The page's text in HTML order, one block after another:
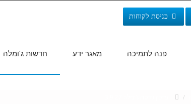
כניסת לקוחות
פנה לתמיכה מאגר ידע חדשות ג'ומלה
/